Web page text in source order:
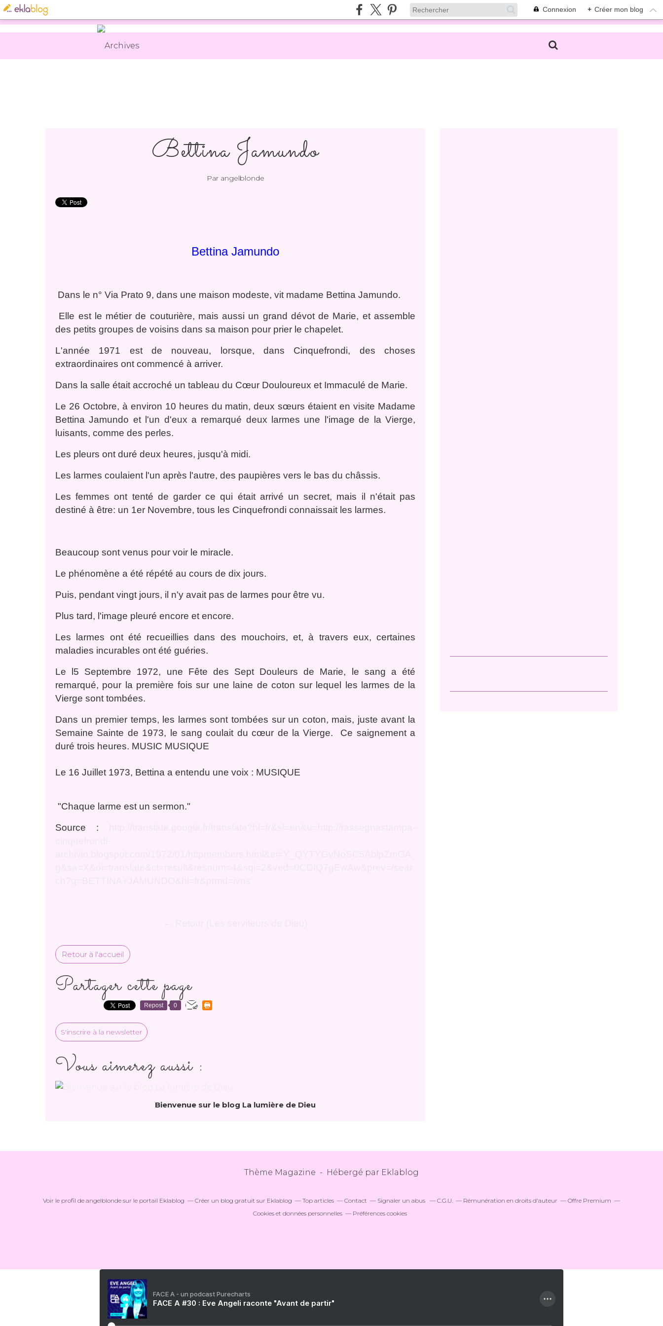
Connexion + Créer mon blog
Archives
Bettina Jamundo
Par angelblonde
Bettina Jamundo
Dans le n° Via Prato 9, dans une maison modeste, vit madame Bettina Jamundo.
Elle est le métier de couturière, mais aussi un grand dévot de Marie, et assemble
des petits groupes de voisins dans sa maison pour prier le chapelet.
L'année 1971 est de nouveau, lorsque, dans Cinquefrondi, des choses
extraordinaires ont commencé à arriver.
Dans la salle était accroché un tableau du Cœur Douloureux et Immaculé de Marie.
Le 26 Octobre, à environ 10 heures du matin, deux sœurs étaient en visite Madame
Bettina Jamundo et l'un d'eux a remarqué deux larmes une l'image de la Vierge,
luisants, comme des perles.
Les pleurs ont duré deux heures, jusqu'à midi.
Les larmes coulaient l'un après l'autre, des paupières vers le bas du châssis.
Les femmes ont tenté de garder ce qui était arrivé un secret, mais il n'était pas
destiné à être: un 1er Novembre, tous les Cinquefrondi connaissait les larmes.
Beaucoup sont venus pour voir le miracle.
Le phénomène a été répété au cours de dix jours.
Puis, pendant vingt jours, il n'y avait pas de larmes pour être vu.
Plus tard, l'image pleuré encore et encore.
Les larmes ont été recueillies dans des mouchoirs, et, à travers eux, certaines
maladies incurables ont été guéries.
Le l5 Septembre 1972, une Fête des Sept Douleurs de Marie, le sang a été
remarqué, pour la première fois sur une laine de coton sur lequel les larmes de la
Vierge sont tombées.
Dans un premier temps, les larmes sont tombées sur un coton, mais, juste avant la
Semaine Sainte de 1973, le sang coulait du cœur de la Vierge. Ce saignement a
duré trois heures. MUSIC MUSIQUE
Le 16 Juillet 1973, Bettina a entendu une voix : MUSIQUE
"Chaque larme est un sermon."
Source :
Retour à l'accueil
Partager cette page
Repost 0
S'inscrire à la newsletter
Vous aimerez aussi :
Bienvenue sur le blog La lumière de Dieu
Thème Magazine - Hébergé par Eklablog
Voir le profil de angelblonde sur le portail Eklablog Créer un blog gratuit sur Eklablog Top articles Contact Signaler un abus C.G.U. Rémunération en droits d'auteur
Offre Premium
Cookies et données personnelles
Préférences cookies
FACE A - un podcast Purecharts
FACE A #30 : Eve Angeli raconte "Avant de partir"